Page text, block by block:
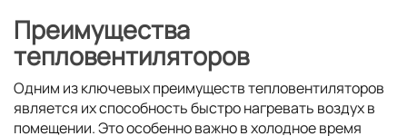
Преимущества
тепловентиляторов
Одним из ключевых преимуществ тепловентиляторов
является их способность быстро нагревать воздух в
помещении. Это особенно важно в холодное время